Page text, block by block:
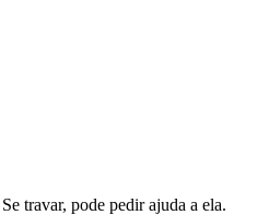
travar, pode pedir ajuda a ela.